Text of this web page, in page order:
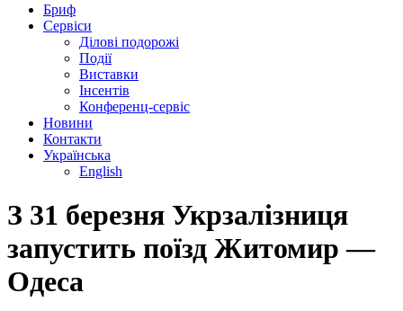
Бриф
Сервіси
Ділові подорожі
Події
Виставки
Інсентів
Конференц-сервіс
Новини
Контакти
Українська
English
З 31 березня Укрзалізниця
запустить поїзд Житомир —
Одеса